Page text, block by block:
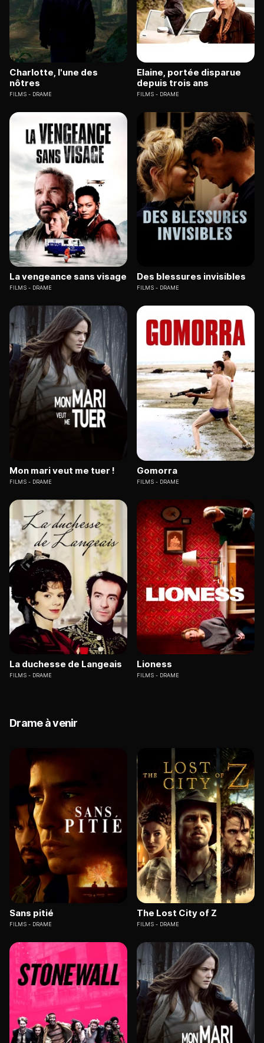
Charlotte, l'une des
nôtres
FILMS DRAME
Elaine, portée disparue
depuis trois ans
FILMS DRAME
La vengeance sans visage
FILMS DRAME
Des blessures invisibles
FILMS DRAME
Mon mari veut me tuer !
FILMS DRAME
Gomorra
FILMS DRAME
La duchesse de Langeais
FILMS DRAME
Lioness
FILMS DRAME
Drame à venir
Sans pitié
FILMS DRAME
The Lost City of Z
FILMS DRAME